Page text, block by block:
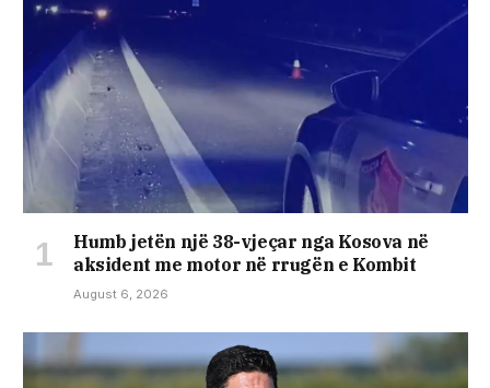
Humb jetën një 38-vjeçar nga Kosova në
aksident me motor në rrugën e Kombit
August 6, 2026